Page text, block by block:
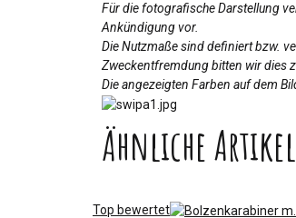
Für die fotografische Darstellung
Ankündigung vor.
Die Nutzmaße sind definiert bzw.
Zweckentfremdung bitten wir dies
Die angezeigten Farben auf dem
Ähnliche Artikel
Top bewertet